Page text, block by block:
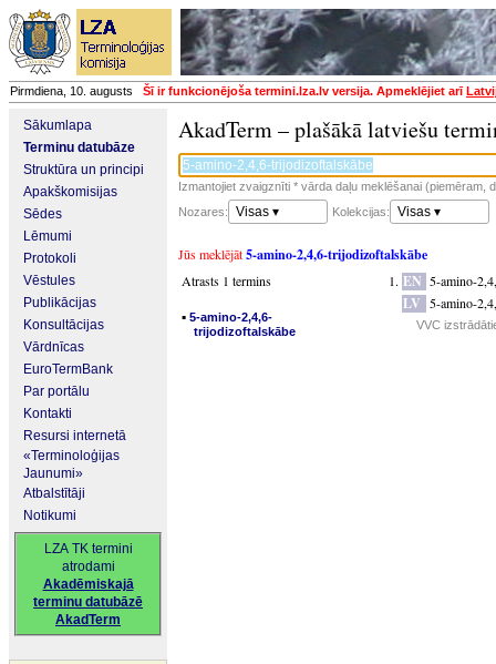
Pirmdiena, 10. augusts Šī ir funkcionējoša termini.lza.lv versija. Apmeklējiet arī
Sākumlapa
Terminu datubāze
Struktūra un principi
Apakškomisijas
Sēdes
Lēmumi
Protokoli
Vēstules
Publikācijas
Konsultācijas
Vārdnīcas
EuroTermBank
Par portālu
Kontakti
Resursi internetā
«Terminoloģijas
Jaunumi»
Atbalstītāji
Notikumi
LZA TK termini
atrodami
Akadēmiskajā
terminu datubāzē
AkadTerm
AkadTerm – plašākā latviešu
Izmantojiet zvaigznīti * vārda daļu meklēšanai (piemēram,
Nozares:
Visas ▾ Kolekcijas: Visas ▾
Jūs meklējāt5-amino-2,4,6-trijodizoftalskābe
Atrasts 1 termins
▪ 5-amino-2,4,6-
trijodizoftalskābe
EN 5-amino-
LV 5-amino-
VVC